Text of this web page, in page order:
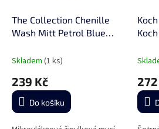
The Collection Chenille
Wash Mitt Petrol Blue
Skladem (1 ks)
239 Kč
Do košíku